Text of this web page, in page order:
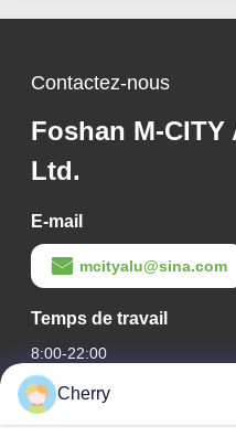
Contactez-nous
Foshan M-
Ltd.
E-mail
mcityalu@sina.com
Temps de travail
8:00-22:00
Notre adresse
Cherry